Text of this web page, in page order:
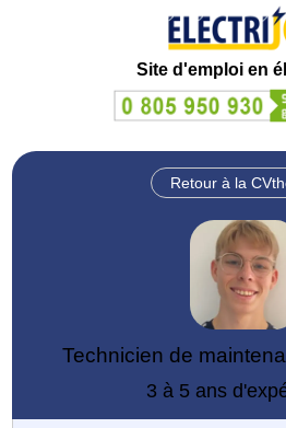
Site d'emploi en
Retour à la
Technicien de
3 à 5 ans